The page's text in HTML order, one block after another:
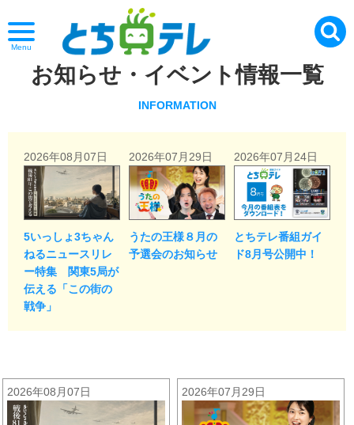
Menu
お知らせ・イベント情報一覧
INFORMATION
2026年08月07日
5いっしょ3ちゃん
ねるニュースリレ
ー特集 関東5局が
伝える「この街の
戦争」
2026年07月29日
うたの王様８月の
予選会のお知らせ
2026年07月24日
とちテレ番組ガイ
ド8月号公開中！
2026年08月07日 2026年07月29日